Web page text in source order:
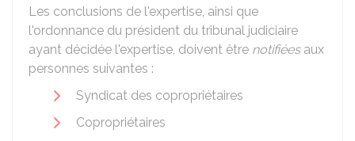
Les conclusions de l'expertise, ainsi que
l'ordonnance du président du tribunal judiciaire
ayant décidée l'expertise, doivent être notifiéesaux
personnes suivantes :
Syndicat des copropriétaires
Copropriétaires